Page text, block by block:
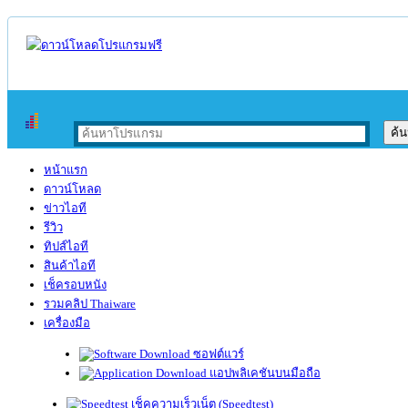
หน้าแรก
ดาวน์โหลด
ข่าวไอที
รีวิว
ทิปส์ไอที
สินค้าไอที
เช็ครอบหนัง
รวมคลิป Thaiware
เครื่องมือ
ซอฟต์แวร์
แอปพลิเคชันบนมือถือ
เช็คความเร็วเน็ต (Speedtest)